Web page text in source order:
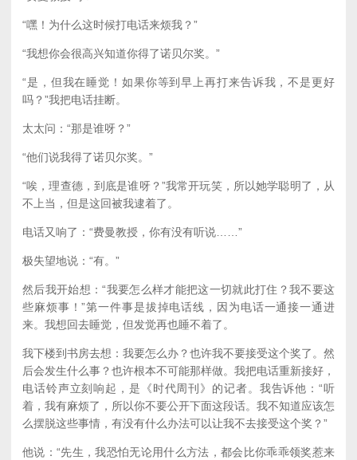
“嘿！为什么这时候打电话来烦我？”
“我想你会很高兴知道你得了诺贝尔奖。”
“是，但我在睡觉！如果你等到早上再打来告诉我，不是更好
吗？”我把电话挂断。
太太问：“那是谁呀？”
“他们说我得了诺贝尔奖。”
“唉，理查德，到底是谁呀？”我常开玩笑，所以她学聪明了，从
不上当，但是这回被我逮着了。
电话又响了：“费曼教授，你有没有听说……”
极失望地说：“有。”
然后我开始想：“我要怎么样才能把这一切就此打住？我不要这
些麻烦事！”第一件事是拔掉电话线，因为电话一通接一通进
来。我想回去睡觉，但发觉再也睡不着了。
我下楼到书房去想：我要怎么办？也许我不要接受这个奖了。然
后会发生什么事？也许根本不可能那样做。我把电话重新接好，
电话铃声立刻响起，是《时代周刊》的记者。我告诉他：“听
着，我有麻烦了，所以你不要公开下面这段话。我不知道应该怎
么摆脱这些事情，有没有什么办法可以让我不去接受这个奖？”
他说：“先生，我恐怕无论用什么方法，都会比你乖乖领奖惹来